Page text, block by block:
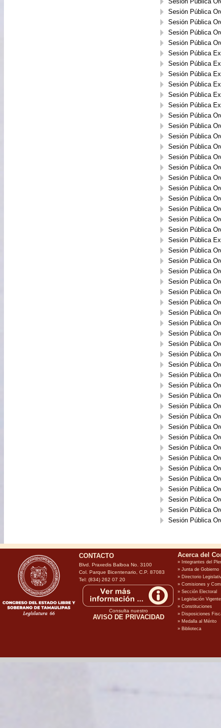
Sesión Pública
Sesión Pública
Sesión Pública
Sesión Pública
Sesión Pública
Sesión Pública
Sesión Pública
Sesión Pública
Sesión Pública
Sesión Pública
Sesión Pública
Sesión Pública
Sesión Pública
Sesión Pública
Sesión Pública
Sesión Pública
Sesión Pública
Sesión Pública
Sesión Pública
Sesión Pública
Sesión Pública
Sesión Pública
Sesión Pública
Sesión Pública
Sesión Pública
Sesión Pública
Sesión Pública
Sesión Pública
Sesión Pública
Sesión Pública
Sesión Pública
Sesión Pública
Sesión Pública
Sesión Pública
Sesión Pública
Sesión Pública
Sesión Pública
Sesión Pública
Sesión Pública
Sesión Pública
Sesión Pública
Sesión Pública
Sesión Pública
Sesión Pública
Sesión Pública
Sesión Pública
Sesión Pública
Sesión Pública
Sesión Pública
Sesión Pública
CONTACTO
Blvd. Praxedis Balboa No. 3100
Col. Parque Bicentenario, C.P. 87083
Tel: (834) 262 07 20
Consulta nuestro
AVISO DE PRIVACIDAD